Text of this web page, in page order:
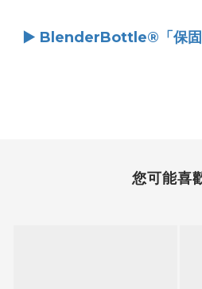
► BlenderBottle®「保固
您可能喜